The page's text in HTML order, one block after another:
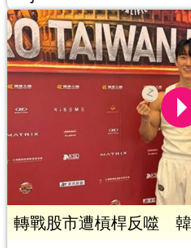
轉戰股市遭槓桿反噬